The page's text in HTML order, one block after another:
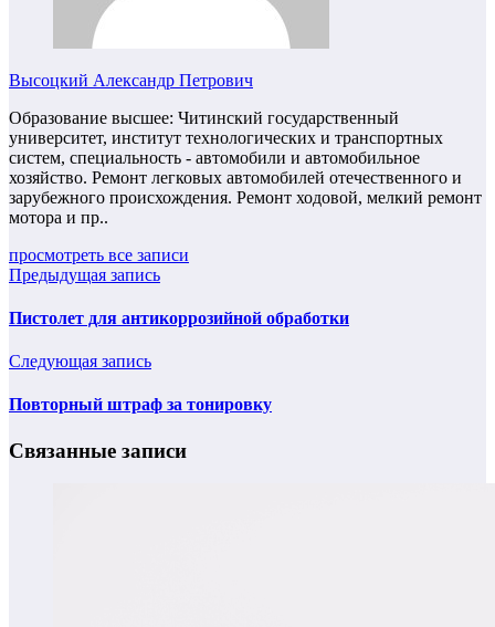
Высоцкий Александр Петрович
Образование высшее: Читинский государственный
университет, институт технологических и транспортных
систем, специальность - автомобили и автомобильное
хозяйство. Ремонт легковых автомобилей отечественного и
зарубежного происхождения. Ремонт ходовой, мелкий ремонт
мотора и пр..
просмотреть все записи
Предыдущая запись
Пистолет для антикоррозийной обработки
Следующая запись
Повторный штраф за тонировку
Связанные записи